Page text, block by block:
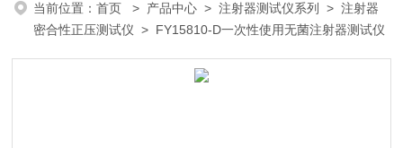
当前位置：首页 > 产品中心 >注射器测试仪系列 >注射器
密合性正压测试仪 > FY15810-D一次性使用无菌注射器测试仪